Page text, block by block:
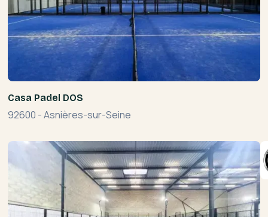
Casa Padel DOS
92600 -Asnières-sur-Seine